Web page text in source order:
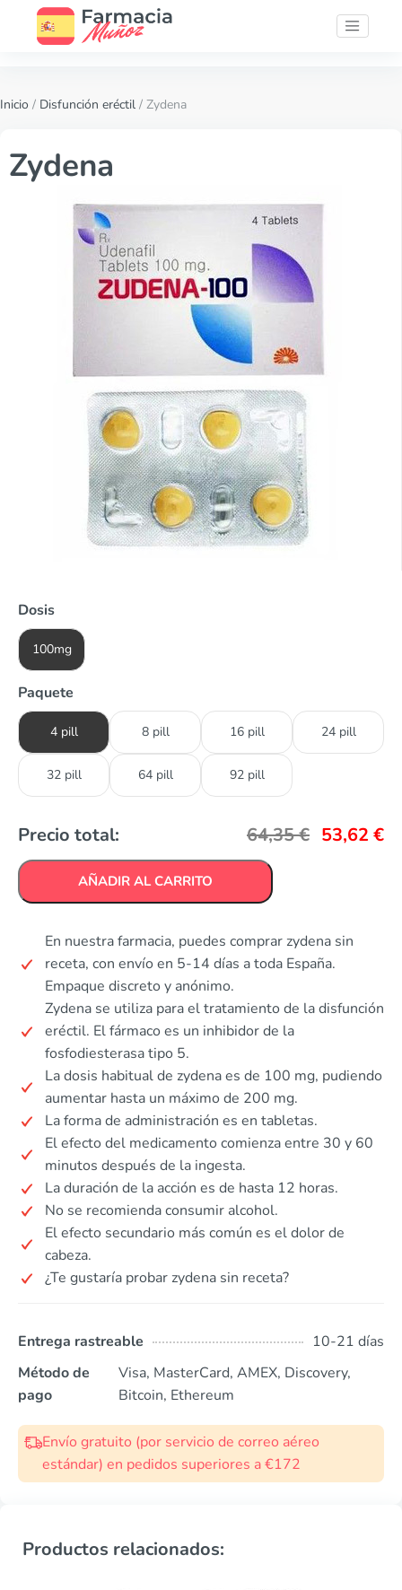
Inicio / Disfunción eréctil / Zydena
Zydena
Dosis
100mg
Paquete
4 pill 8 pill 16 pill 24 pill
32 pill 64 pill 92 pill
Precio total: 64,35€ 53,62 €
AÑADIR AL CARRITO
En nuestra farmacia, puedes comprar zydena sin
receta, con envío en 5-14 días a toda España.
Empaque discreto y anónimo.
Zydena se utiliza para el tratamiento de la disfunción
eréctil. El fármaco es un inhibidor de la
fosfodiesterasa tipo 5.
La dosis habitual de zydena es de 100 mg, pudiendo
aumentar hasta un máximo de 200 mg.
La forma de administración es en tabletas.
El efecto del medicamento comienza entre 30 y 60
minutos después de la ingesta.
La duración de la acción es de hasta 12 horas.
No se recomienda consumir alcohol.
El efecto secundario más común es el dolor de
cabeza.
¿Te gustaría probar zydena sin receta?
Entrega rastreable
10-21 días
Método de
pago
Visa, MasterCard, AMEX, Discovery,
Bitcoin, Ethereum
Envío gratuito (por servicio de correo aéreo
estándar) en pedidos superiores a €172
Productos relacionados: